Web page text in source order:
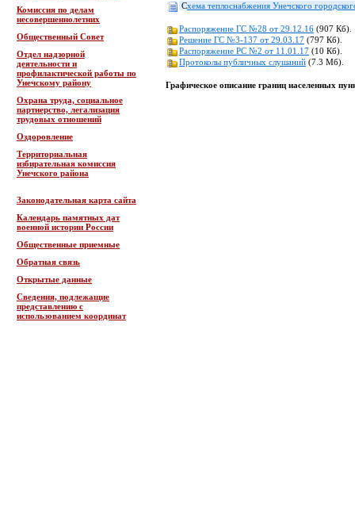
Комиссия по делам
несовершеннолетних
Общественный Совет
Отдел надзорной
деятельности и
профилактической работы по
Унечскому району
Охрана труда, социальное
партнерство, легализация
трудовых отношений
Оздоровление
Территориальная
избирательная комиссия
Унечского района
Законодательная карта сайта
Календарь памятных дат
военной истории России
Общественные приемные
Обратная связь
Открытые данные
Сведения, подлежащие
представлению с
использованием координат
Cхема теплоснабжения Унечского
Распоряжение ГС №28 от 29.12.16 (907 Кб).
Решение ГС №3-137 от 29.03.17 (797 Кб).
Распоряжение РС №2 от 11.01.17 (10 Кб).
Протоколы публичных слушаний (7.3 Мб).
Графическое описание границ населенных